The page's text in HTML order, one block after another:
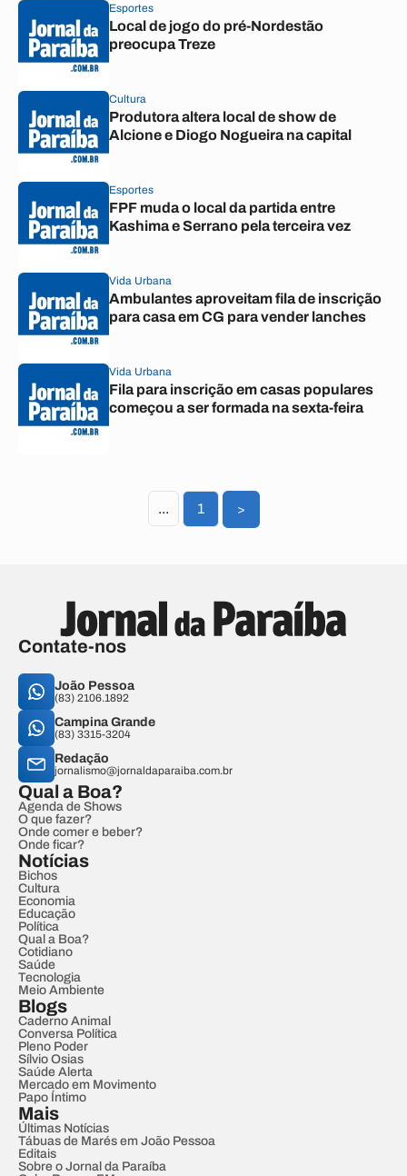
Esportes
Local de jogo do pré-Nordestão
preocupa Treze
Cultura
Produtora altera local de show de
Alcione e Diogo Nogueira na capital
Esportes
FPF muda o local da partida entre
Kashima e Serrano pela terceira vez
Vida Urbana
Ambulantes aproveitam fila de inscrição
para casa em CG para vender lanches
Vida Urbana
Fila para inscrição em casas populares
começou a ser formada na sexta-feira
... 1 >
Contate-nos
João Pessoa
(83) 2106.1892
Campina Grande
(83) 3315-3204
Redação
jornalismo@jornaldaparaiba.com.br
Qual a Boa?
Agenda de Shows
O que fazer?
Onde comer e beber?
Onde ficar?
Notícias
Bichos
Cultura
Economia
Educação
Política
Qual a Boa?
Cotidiano
Saúde
Tecnologia
Meio Ambiente
Blogs
Caderno Animal
Conversa Política
Pleno Poder
Sílvio Osias
Saúde Alerta
Mercado em Movimento
Papo Íntimo
Mais
Últimas Notícias
Tábuas de Marés em João Pessoa
Editais
Sobre o Jornal da Paraíba